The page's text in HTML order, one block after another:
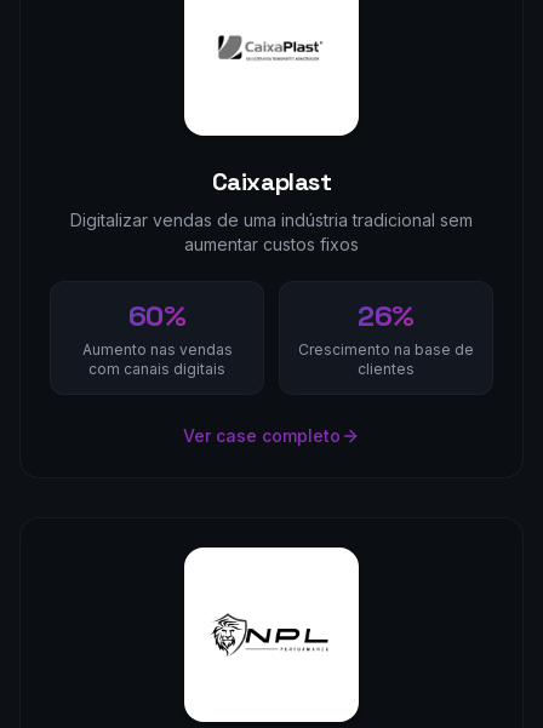
Caixaplast
Digitalizar vendas de uma indústria tradicional sem
aumentar custos fixos
60%
Aumento nas vendas
com canais digitais
26%
Crescimento na base de
clientes
Ver case completo